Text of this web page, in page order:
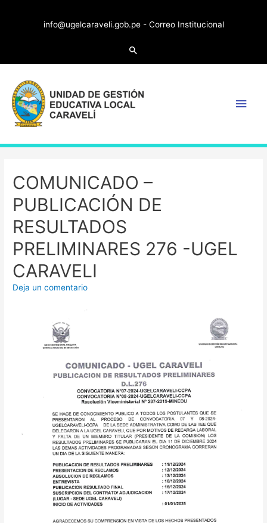
info@ugelcaraveli.gob.pe - Correo Institucional
COMUNICADO –
PUBLICACIÓN DE
RESULTADOS
PRELIMINARES 276 -UGEL
CARAVELI
Deja un comentario